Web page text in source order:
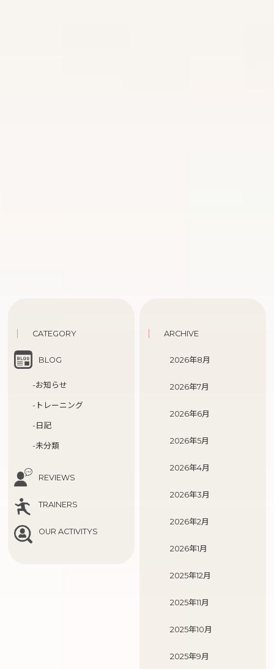
CATEGORY
BLOG
-お知らせ
-トレーニング
-日記
-未分類
REVIEWS
TRAINERS
OUR ACTIVITYS
ARCHIVE
2026年8月
2026年7月
2026年6月
2026年5月
2026年4月
2026年3月
2026年2月
2026年1月
2025年12月
2025年11月
2025年10月
2025年9月